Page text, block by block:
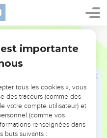
allé et ce que je faisais.
raconté aux Juifs, ni aux
magistrats, ni aux autres
malheur où nous sommes !
sont brûlées par le feu !
bonne main de mon Dieu
roi m’avait adressées. Ils
! Et ils se fortifièrent dans
importante
tous les cookies », vous
des traceurs (comme des
votre compte utilisateur) et
(comme vos
renseignées dans
buts suivants :